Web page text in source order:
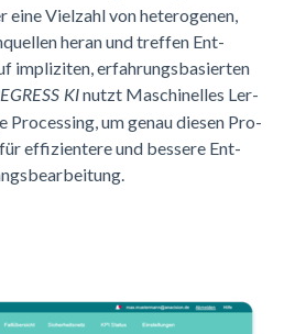
eine Viel­zahl von he­te­ro­ge­nen,
her­an und tref­fen Ent­
im­pli­zi­ten, er­fah­rungs­ba­sier­ten
KInutzt Ma­schi­nel­les Ler­
Pro­ces­sing, um ge­nau die­sen Pro­
für ef­fi­zi­en­te­re und bes­se­re Ent­